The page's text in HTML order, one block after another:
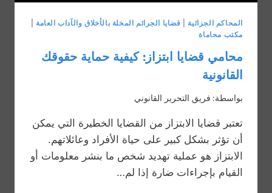
المحاكم الجزائية قضايا الجرائم المخلة بالأخلاق والآداب العامة
مكتب محاماة
محامي قضايا ابتزاز: كيفية حماية حقوقك
القانونية
بواسطة: فريق التحرير القانوني
تعتبر قضايا الابتزاز من القضايا الخطيرة التي يمكن
أن تؤثر بشكل كبير على حياة الأفراد وعائلاتهم.
الابتزاز هو عملية تهديد شخص ما بنشر معلومات أو
القيام بإجراءات ضارة إذا لم…